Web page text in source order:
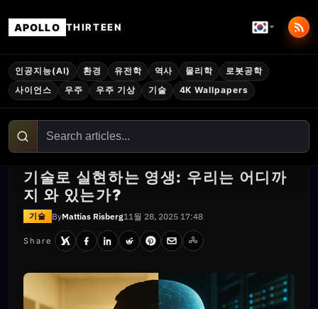
APOLLO THIRTEEN
인공지능(AI) 환경 유전학 역사 물리학
로봇공학
사이언스
우주 우주 기상 기술 4K Wallpapers
기술로 실현하는 영생: 우리는 어디까
지 와 있는가?
기술 ByMattias Risberg11월 28, 2025 17:48
Share